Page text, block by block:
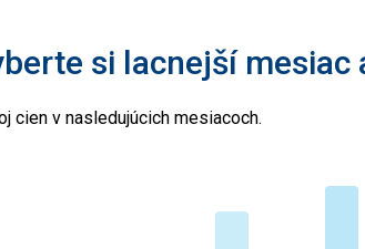
si lacnejší mesiac
cien v nasledujúcich mesiacoch.